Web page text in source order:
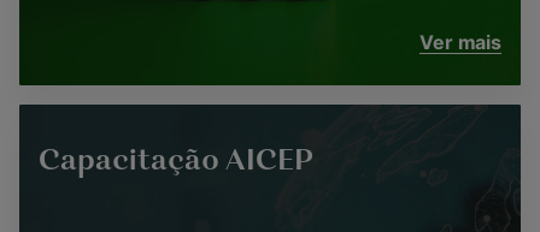
Ver mais
Capacitação AICEP